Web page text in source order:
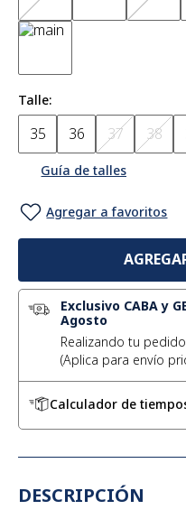
Talle
35 36 37 38
Guía de talles
Exclusivo CABA y
Agosto
Realizando tu
Calculador de
DESCRIPCIÓN